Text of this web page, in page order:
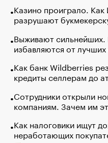
Казино проиграло.
разрушают
Выживают
избавляются от
Как банк Wildberries
кредиты селлерам до
Сотрудники открыли
компаниям. Зачем им
Как налоговики ищут
неработающих